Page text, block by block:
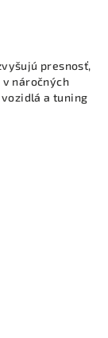
presnosť,
náročných
a tuning